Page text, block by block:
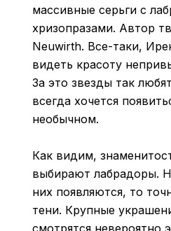
массивные серьги с
хризопразами. Автор
Neuwirth. Все-таки,
видеть красоту
За это звезды так
всегда хочется
необычном.
Как видим,
выбирают лабрадоры.
них появляются, то
тени. Крупные